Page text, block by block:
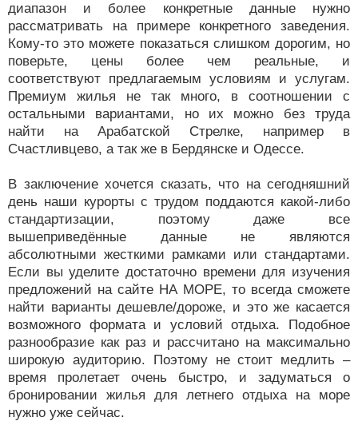
диапазон и более конкретные данные нужно
рассматривать на примере конкретного заведения.
Кому-то это можете показаться слишком дорогим, но
поверьте, цены более чем реальные, и
соответствуют предлагаемым условиям и услугам.
Премиум жилья не так много, в соотношении с
остальными вариантами, но их можно без труда
найти на Арабатской Стрелке, например в
Счастливцево, а так же в Бердянске и Одессе.
В заключение хочется сказать, что на сегодняшний
день наши курорты с трудом поддаются какой-либо
стандартизации, поэтому даже все
вышеприведённые данные не являются
абсолютными жесткими рамками или стандартами.
Если вы уделите достаточно времени для изучения
предложений на сайте НА МОРЕ, то всегда сможете
найти варианты дешевле/дороже, и это же касается
возможного формата и условий отдыха. Подобное
разнообразие как раз и рассчитано на максимально
широкую аудиторию. Поэтому не стоит медлить –
время пролетает очень быстро, и задуматься о
бронировании жилья для летнего отдыха на море
нужно уже сейчас.